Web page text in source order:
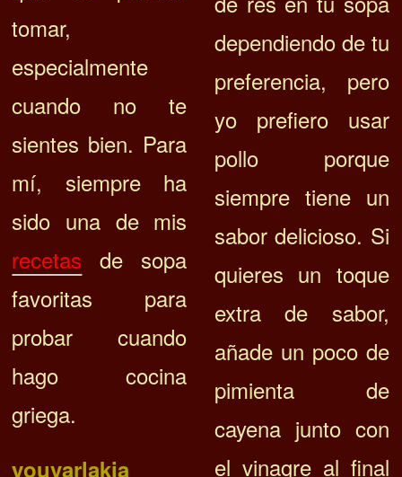
tomar,
especialmente
cuando no te
sientes bien. Para
mí, siempre ha
sido una de mis
recetas de sopa
favoritas para
probar cuando
hago cocina
griega.
youvarlakia
dependiendo de tu
preferencia, pero
yo prefiero usar
pollo porque
siempre tiene un
sabor delicioso. Si
quieres un toque
extra de sabor,
añade un poco de
pimienta de
cayena junto con
el vinagre al final